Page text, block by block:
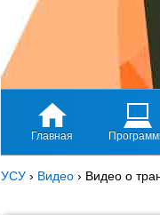
Главная
УСУ › Видео › Видео о